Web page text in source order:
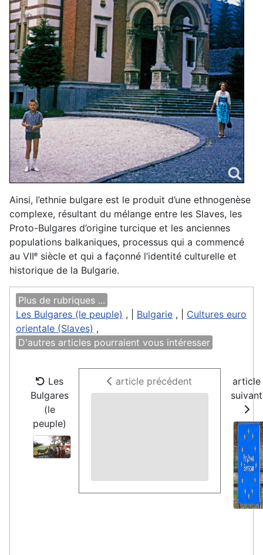
Ainsi, l’ethnie bulgare est le produit d’une ethnogenèse
complexe, résultant du mélange entre les Slaves, les
Proto-Bulgares d’origine turcique et les anciennes
populations balkaniques, processus qui a commencé
au VIIᵉ siècle et qui a façonné l’identité culturelle et
historique de la Bulgarie.
Plus de rubriques ...
Les Bulgares (le peuple) , | Bulgarie , | Cultures euro
orientale (Slaves) ,
D'autres articles pourraient vous intéresser
Les
Bulgares
(le
peuple)
article précédent
article
suivant